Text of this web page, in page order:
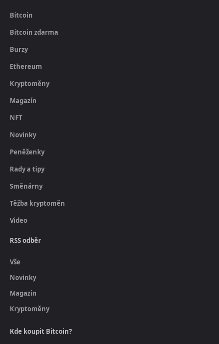
Bitcoin
Bitcoin zdarma
Burzy
Ethereum
Kryptoměny
Magazín
NFT
Novinky
Peněženky
Rady a tipy
Směnárny
Těžba kryptoměn
Video
RSS odběr
Vše
Novinky
Magazín
Kryptoměny
Kde koupit Bitcoin?